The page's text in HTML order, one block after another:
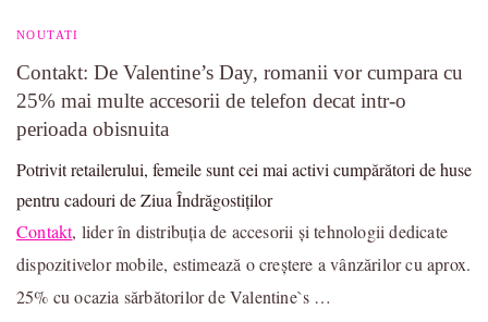
NOUTATI
Contakt: De Valentine’s Day, romanii vor cumpara cu
25% mai multe accesorii de telefon decat intr-o
perioada obisnuita
Potrivit retailerului, femeile sunt cei mai activi cumpărători de huse
pentru cadouri de Ziua Îndrăgostiților
Contakt, lider în distribuția de accesorii și tehnologii dedicate
dispozitivelor mobile, estimează o creștere a vânzărilor cu aprox.
25% cu ocazia sărbătorilor de Valentine`s …